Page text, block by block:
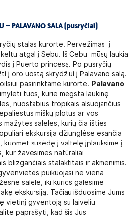
– PALAVANO SALA (pusryčiai)
stalas kurorte. Pervežimas į
atgal į Sebu. Iš Cebu mūsų laukia
į Puerto princesą. Po pusryčių
į oro uostą skrydžiui į Palavano salą.
pasirinktame kurorte. Palavano
tuos, kurie mėgsta laukinę
nuostabius tropikais alsuojančius
miškų plotus ar vos
mažytes saleles, kurių čia išties
ekskursija džiunglėse esančia
kuomet susėdę į valtelę įplauksime į
kur žavėsimės natūraliai
blizgančiais stalaktitais ir akmenimis.
puikuojasi ne viena
salelė, iki kurios galėsime
ekskursiją. Tačiau išduosime Jums
vietinį gyventoją su laiveliu
paprašyti, kad šis Jus